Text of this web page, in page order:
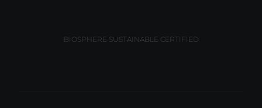
BIOSPHERE SUSTAINABLE CERTIFIED